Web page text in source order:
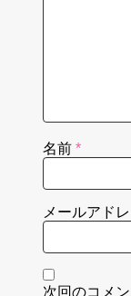
名前 *
メールアド
次回のコメ